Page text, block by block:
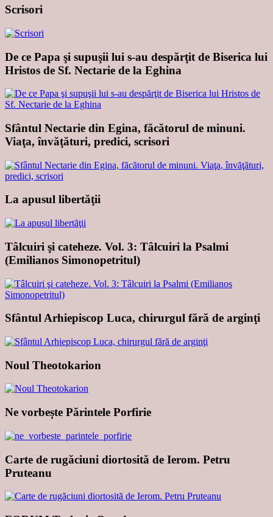
Scrisori
De ce Papa şi supuşii lui s-au despărţit de Biserica lui
Hristos de Sf. Nectarie de la Eghina
Sfântul Nectarie din Egina, făcătorul de minuni.
Viaţa, învăţături, predici, scrisori
La apusul libertăţii
Tâlcuiri şi cateheze. Vol. 3: Tâlcuiri la Psalmi
(Emilianos Simonopetritul)
Sfântul Arhiepiscop Luca, chirurgul fără de arginţi
Noul Theotokarion
Ne vorbește Părintele Porfirie
Carte de rugăciuni diortosită de Ierom. Petru
Pruteanu